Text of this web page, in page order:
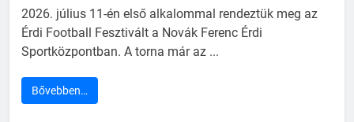
2026. július 11-én első alkalommal rendeztük meg az
Érdi Football Fesztivált a Novák Ferenc Érdi
Sportközpontban. A torna már az ...
Bővebben…